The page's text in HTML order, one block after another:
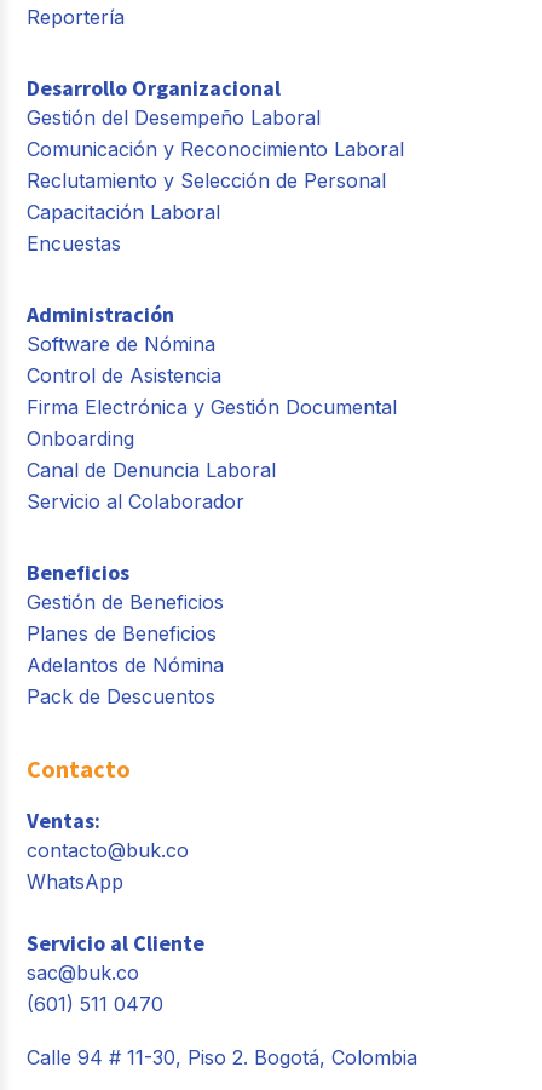
Reportería
Desarrollo Organizacional
Gestión del Desempeño Laboral
Comunicación y Reconocimiento Laboral
Reclutamiento y Selección de Personal
Capacitación Laboral
Encuestas
Administración
Software de Nómina
Control de Asistencia
Firma Electrónica y Gestión Documental
Onboarding
Canal de Denuncia Laboral
Servicio al Colaborador
Beneficios
Gestión de Beneficios
Planes de Beneficios
Adelantos de Nómina
Pack de Descuentos
Contacto
Ventas:
contacto@buk.co
WhatsApp
Servicio al Cliente
sac@buk.co
(601) 511 0470
Calle 94 # 11-30, Piso 2. Bogotá, Colombia